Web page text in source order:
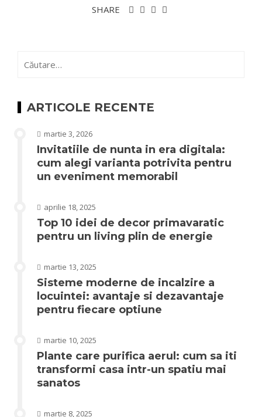
SHARE
după:
ARTICOLE RECENTE
martie 3, 2026
Invitatiile de nunta in era digitala:
cum alegi varianta potrivita pentru
un eveniment memorabil
aprilie 18, 2025
Top 10 idei de decor primavaratic
pentru un living plin de energie
martie 13, 2025
Sisteme moderne de incalzire a
locuintei: avantaje si dezavantaje
pentru fiecare optiune
martie 10, 2025
Plante care purifica aerul: cum sa iti
transformi casa intr-un spatiu mai
sanatos
martie 8, 2025